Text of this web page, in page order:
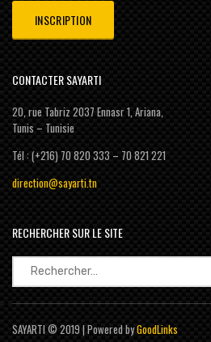
CONTACTER SAYARTI
20, rue Tabriz 2037 Ennasr 1, Ariana,
Tunis – Tunisie
Tél : (+216) 70 820 333 – 70 821 221
direction@sayarti.tn
RECHERCHER SUR LE SITE
Rechercher :
SAYARTI © 2019 | Powered byGoodLinks